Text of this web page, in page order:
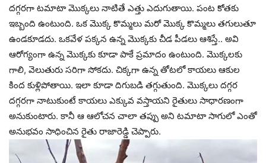
దగ్గరగా టమాటా మొక్కలు నాటితే ఎత్తు ఎదుగుతాయి. పంట కోతకు
ఇబ్బంది ఉంటుంది. ఒక మొక్క కొమ్మలు మరో మొక్క కొమ్మలు తగులుతూ
ఉండకూడదు. ఒకవేళ పక్కన ఉన్న మొక్కకు చీడ పీడలు ఆశిస్తే.. అవి
ఆరోగ్యంగా ఉన్న మొక్కకు కూడా పాకే ప్రమాదం ఉంటుంది. మొక్కలకు
గాలి, వెలుతురు సరిగా సోకదు. చిక్కగా ఉన్న తోటలో కాయలు ఆకుల
కింద కుళ్లిపోతాయి. ఇలా కూడా దిగుబడి తగ్గుతుంది. మొక్కలు దగ్గర
దగ్గరగా నాటుకుంటే కాయలు ఎక్కువ వస్తాయని రైతులు సాధారణంగా
అనుకుంటారు. కానీ ఆ ఆలోచన చాలా తప్పు అని టమాటా సాగులో ఎంతో
అనుభవం సాధించిన రైతు రాజారెడ్డి చెప్పారు.